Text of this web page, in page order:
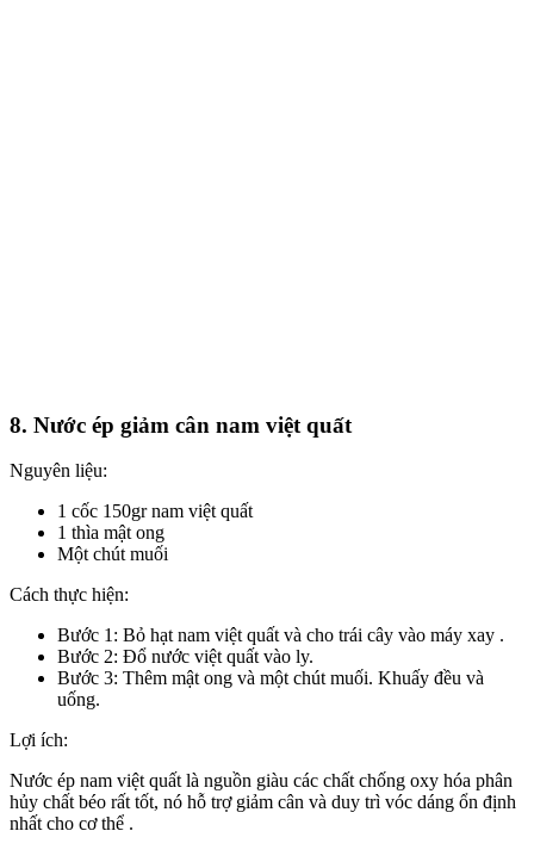
8. Nước ép giảm cân nam việt quất
Nguyên liệu:
1 cốc 150gr nam việt quất
1 thìa mật ong
Một chút muối
Cách thực hiện:
Bước 1: Bỏ hạt nam việt quất và cho trái cây vào máy xay .
Bước 2: Đổ nước việt quất vào ly.
Bước 3: Thêm mật ong và một chút muối. Khuấy đều và
uống.
Lợi ích:
Nước ép nam việt quất là nguồn giàu các chất chống oxy hóa phân
hủy chất béo rất tốt, nó hỗ trợ giảm cân và duy trì vóc dáng ổn định
nhất cho cơ thể .